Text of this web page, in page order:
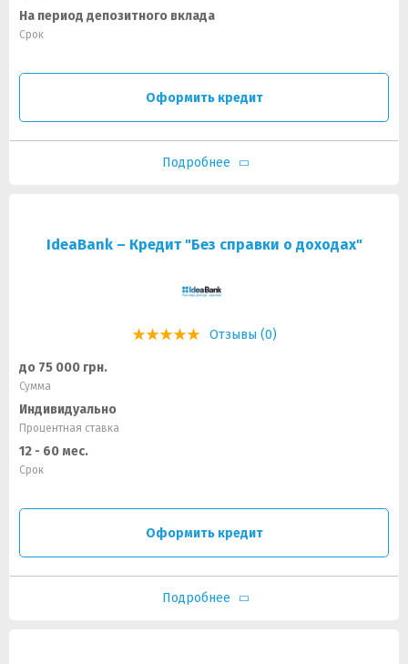
На период депозитного вклада
Срок
Оформить кредит
Подробнее
IdeaBank – Кредит "Без справки о доходах"
Отзывы (0)
до 75 000 грн.
Сумма
Индивидуально
Процентная ставка
12 - 60 мес.
Срок
Оформить кредит
Подробнее